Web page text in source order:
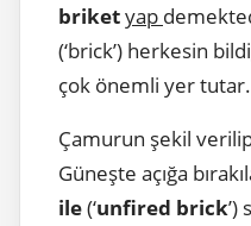
briketyap
(‘brick’) herkesin
çok önemli yer tutar.
Çamurun şekil
Güneşte açığa
ile(‘unfired brick